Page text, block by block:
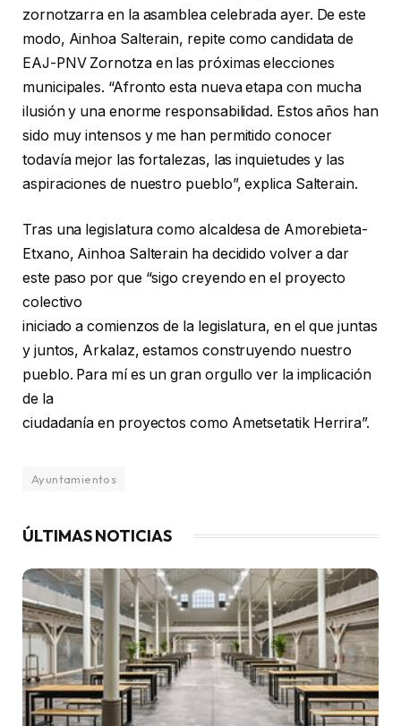
zornotzarra en la asamblea celebrada ayer. De este
modo, Ainhoa Salterain, repite como candidata de
EAJ-PNV Zornotza en las próximas elecciones
municipales. “Afronto esta nueva etapa con mucha
ilusión y una enorme responsabilidad. Estos años han
sido muy intensos y me han permitido conocer
todavía mejor las fortalezas, las inquietudes y las
aspiraciones de nuestro pueblo”, explica Salterain.
Tras una legislatura como alcaldesa de Amorebieta-
Etxano, Ainhoa Salterain ha decidido volver a dar
este paso por que “sigo creyendo en el proyecto
colectivo
iniciado a comienzos de la legislatura, en el que juntas
y juntos, Arkalaz, estamos construyendo nuestro
pueblo. Para mí es un gran orgullo ver la implicación
de la
ciudadanía en proyectos como Ametsetatik Herrira”.
Ayuntamientos
ÚLTIMAS NOTICIAS